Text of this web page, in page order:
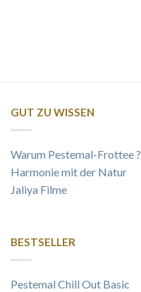
GUT ZU WISSEN
Warum Pestemal-Frottee ?
Harmonie mit der Natur
Jaliya Filme
BESTSELLER
Pestemal Chill Out Basic